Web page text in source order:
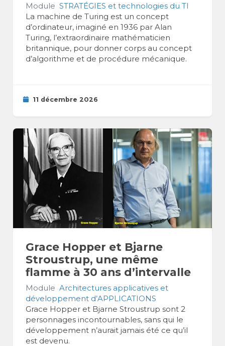
Module STRATÉGIES et technologies du TI
La machine de Turing est un concept
d’ordinateur, imaginé en 1936 par Alan
Turing, l’extraordinaire mathématicien
britannique, pour donner corps au concept
d’algorithme et de procédure mécanique.
11 décembre 2026
Grace Hopper et Bjarne
Stroustrup, une même
flamme à 30 ans d’intervalle
Module Architectures applicatives et
développement d’APPLICATIONS
Grace Hopper et Bjarne Stroustrup sont 2
personnages incontournables, sans qui le
développement n’aurait jamais été ce qu’il
est devenu.